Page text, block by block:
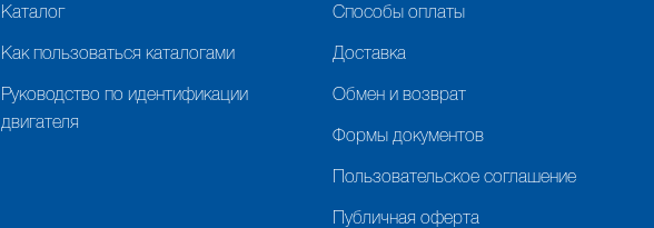
Каталог
Как пользоваться каталогами
Руководство по идентификации
двигателя
Способы оплаты
Доставка
Обмен и возврат
Формы документов
Пользовательское соглашение
Публичная оферта